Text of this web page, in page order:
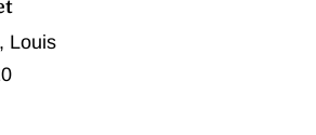
Louis